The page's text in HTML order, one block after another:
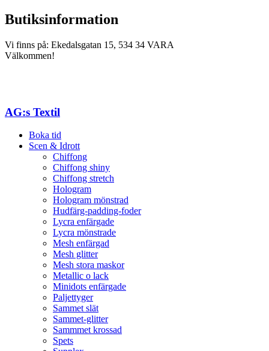
Butiksinformation
Vi finns på: Ekedalsgatan 15, 534 34 VARA
Välkommen!
AG:s Textil
Boka tid
Scen & Idrott
Chiffong
Chiffong shiny
Chiffong stretch
Hologram
Hologram mönstrad
Hudfärg-padding-foder
Lycra enfärgade
Lycra mönstrade
Mesh enfärgad
Mesh glitter
Mesh stora maskor
Metallic o lack
Minidots enfärgade
Paljettyger
Sammet slät
Sammet-glitter
Sammmet krossad
Spets